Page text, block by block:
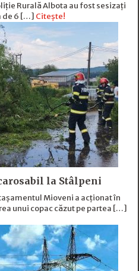
Rurală Albota au fost sesizați
de 6 […] Citește!
la Stâlpeni
Mioveni a acționat în
unui copac căzut pe partea […]